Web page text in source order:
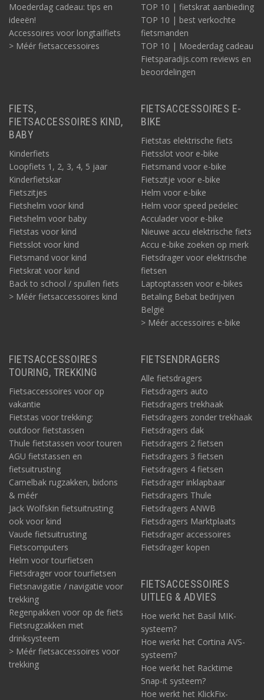
Moederdag cadeau: tips en
ideeën!
Accessoires voor longtailfiets
> Méér fietsaccessoires
TOP 10 | fietskrat aanbieding
TOP 10 | best verkochte
fietsmanden
TOP 10 | Moederdag cadeau
Fietsparadijs.com reviews en
beoordelingen
FIETS,
FIETSACCESSOIRES KIND,
BABY
Kinderfiets
Loopfiets 1, 2, 3, 4, 5 jaar
Kinderfietskar
Fietszitjes
Fietshelm voor kind
Fietshelm voor baby
Fietstas voor kind
Fietsslot voor kind
Fietsmand voor kind
Fietskrat voor kind
Back to school / spullen fiets
> Méér fietsaccessoires kind
FIETSACCESSOIRES E-
BIKE
Fietstas elektrische fiets
Fietsslot voor e-bike
Fietsmand voor e-bike
Fietszitje voor e-bike
Helm voor e-bike
Helm voor speed pedelec
Acculader voor e-bike
Nieuwe accu elektrische fiets
Accu e-bike zoeken op merk
Fietsdrager voor elektrische
fietsen
Laptoptassen voor e-bikes
Betaling Bebat bedrijven
België
> Méér accessoires e-bike
FIETSACCESSOIRES
TOURING, TREKKING
Fietsaccessoires voor op
vakantie
Fietstas voor trekking:
outdoor fietstassen
Thule fietstassen voor touren
AGU fietstassen en
fietsuitrusting
Camelbak rugzakken, bidons
& méér
Jack Wolfskin fietsuitrusting
ook voor kind
Vaude fietsuitrusting
Fietscomputers
Helm voor tourfietsen
Fietsdrager voor tourfietsen
Fietsnavigatie / navigatie voor
trekking
Regenpakken voor op de fiets
Fietsrugzakken met
drinksysteem
> Méér fietsaccessoires voor
trekking
FIETSENDRAGERS
Alle fietsdragers
Fietsdragers auto
Fietsdragers trekhaak
Fietsdragers zonder trekhaak
Fietsdragers dak
Fietsdragers 2 fietsen
Fietsdragers 3 fietsen
Fietsdragers 4 fietsen
Fietsdrager inklapbaar
Fietsdragers Thule
Fietsdragers ANWB
Fietsdragers Marktplaats
Fietsdrager accessoires
Fietsdrager kopen
FIETSACCESSOIRES
UITLEG & ADVIES
Hoe werkt het Basil MIK-
systeem?
Hoe werkt het Cortina AVS-
systeem?
Hoe werkt het Racktime
Snap-it systeem?
Hoe werkt het KlickFix-